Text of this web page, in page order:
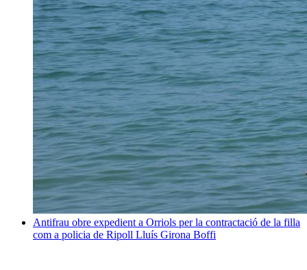
Antifrau obre expedient a Orriols per la contractació de la filla
com a policia de Ripoll Lluís Girona Boffi